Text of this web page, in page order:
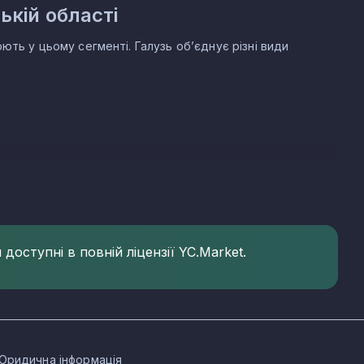
області
у цьому сегменті. Галузь об’єднує різні види
в повній ліцензії YC.Market.
інформація